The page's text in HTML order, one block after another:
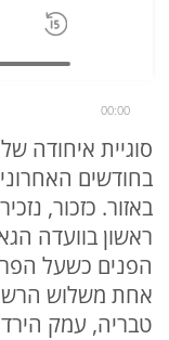
00:00
סוגיית איחודה
בחודשים
באזור. כזכור,
ראשון בוועדה
הפנים כשעל
אחת משלוש
טבריה, עמק